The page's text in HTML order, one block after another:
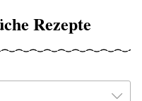
Rezepte